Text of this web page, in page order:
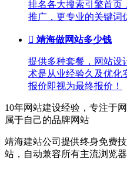
排名各大搜索引擎首页
推广，更专业的关键词
 靖海做网站多少钱
提供多种套餐，网站设
术是从业经验久及优化
报价即视为最终报价！
10年网站建设经验，专注于
属于自己的品牌网站
靖海建站公司提供终身免费
站，自动兼容所有主流浏览